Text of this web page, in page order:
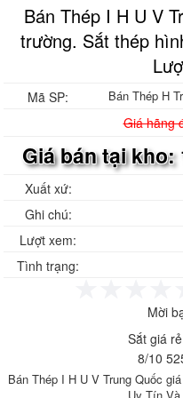
Ván phủ phim giá rẻ, ván
Bảng giá ván phủ phim
Ván phủ phim Tekcom
Sale Ván phủ phim
Sale Ván ép phủ phim
Sale Ván ép phủ phim
Gỗ ghép thanh, Ván gỗ
Gỗ ghép thông giá rẻ, gỗ
Gỗ ghép thanh tràm, Báo
Gỗ ghép cao su, Gỗ ghép
Tôn nhựa sáng, Tôn nhựa
lock Seam lock
Tôn Cliplock - TÔN
960 2 sóng 3 sóng 4 sóng
Tôn nhựa Klip Lock HD
Bán Thép I H U V
trường. Sắt thép
Mã SP: Bán Thép H
Giá hãng
Giá bán tại kho:
Xuất xứ:
Ghi chú:
Lượt xem:
Tình trạng:
Mời
Sắt giá rẻ
8/10
Bán Thép I H U V Trung Quốc